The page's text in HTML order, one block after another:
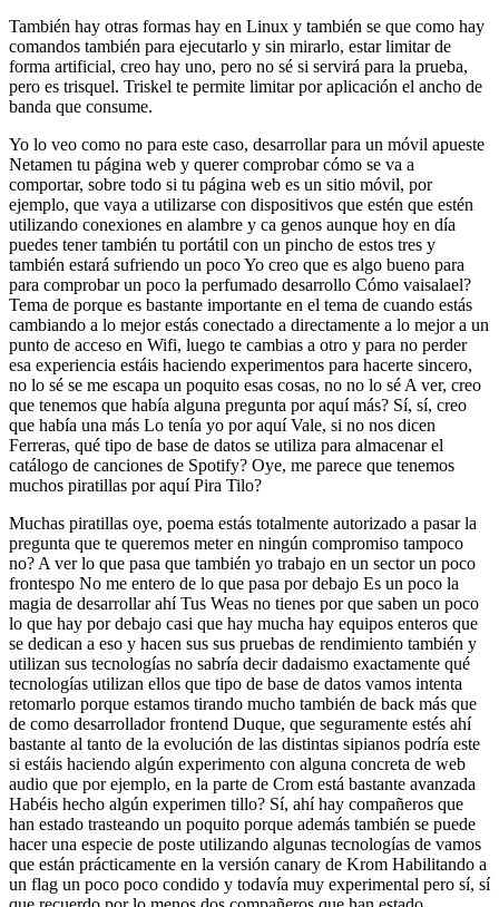
También hay otras formas hay en Linux y también se que como hay
comandos también para ejecutarlo y sin mirarlo, estar limitar de
forma artificial, creo hay uno, pero no sé si servirá para la prueba,
pero es trisquel. Triskel te permite limitar por aplicación el ancho de
banda que consume.
Yo lo veo como no para este caso, desarrollar para un móvil apueste
Netamen tu página web y querer comprobar cómo se va a
comportar, sobre todo si tu página web es un sitio móvil, por
ejemplo, que vaya a utilizarse con dispositivos que estén que estén
utilizando conexiones en alambre y ca genos aunque hoy en día
puedes tener también tu portátil con un pincho de estos tres y
también estará sufriendo un poco Yo creo que es algo bueno para
para comprobar un poco la perfumado desarrollo Cómo vaisalael?
Tema de porque es bastante importante en el tema de cuando estás
cambiando a lo mejor estás conectado a directamente a lo mejor a un
punto de acceso en Wifi, luego te cambias a otro y para no perder
esa experiencia estáis haciendo experimentos para hacerte sincero,
no lo sé se me escapa un poquito esas cosas, no no lo sé A ver, creo
que tenemos que había alguna pregunta por aquí más? Sí, sí, creo
que había una más Lo tenía yo por aquí Vale, si no nos dicen
Ferreras, qué tipo de base de datos se utiliza para almacenar el
catálogo de canciones de Spotify? Oye, me parece que tenemos
muchos piratillas por aquí Pira Tilo?
Muchas piratillas oye, poema estás totalmente autorizado a pasar la
pregunta que te queremos meter en ningún compromiso tampoco
no? A ver lo que pasa que también yo trabajo en un sector un poco
frontespo No me entero de lo que pasa por debajo Es un poco la
magia de desarrollar ahí Tus Weas no tienes por que saben un poco
lo que hay por debajo casi que hay mucha hay equipos enteros que
se dedican a eso y hacen sus sus pruebas de rendimiento también y
utilizan sus tecnologías no sabría decir dadaismo exactamente qué
tecnologías utilizan ellos que tipo de base de datos vamos intenta
retomarlo porque estamos tirando mucho también de back más que
de como desarrollador frontend Duque, que seguramente estés ahí
bastante al tanto de la evolución de las distintas sipianos podría este
si estáis haciendo algún experimento con alguna concreta de web
audio que por ejemplo, en la parte de Crom está bastante avanzada
Habéis hecho algún experimen tillo? Sí, ahí hay compañeros que
han estado trasteando un poquito porque además también se puede
hacer una especie de poste utilizando algunas tecnologías de vamos
que están prácticamente en la versión canary de Krom Habilitando a
un flag un poco poco condido y todavía muy experimental pero sí, sí